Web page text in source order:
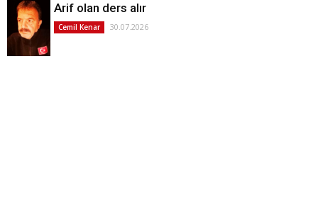
Arif olan ders alır
Cemil Kenar 30.07.2026